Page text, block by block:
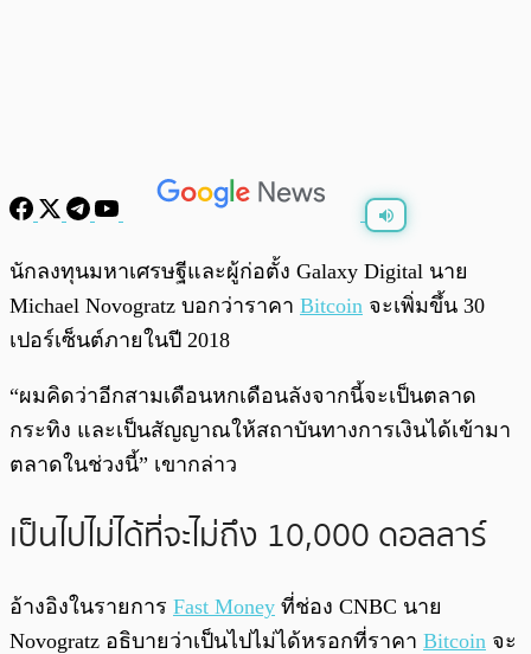
นักลงทุนมหาเศรษฐีและผู้ก่อตั้ง Galaxy Digital นาย
Michael Novogratz บอกว่าราคา Bitcoin จะเพิ่มขึ้น 30
เปอร์เซ็นต์ภายในปี 2018
“ผมคิดว่าอีกสามเดือนหกเดือนลังจากนี้จะเป็นตลาด
กระทิง และเป็นสัญญาณให้สถาบันทางการเงินได้เข้ามา
ตลาดในช่วงนี้” เขากล่าว
เป็นไปไม่ได้ที่จะไม่ถึง 10,000 ดอลลาร์
อ้างอิงในรายการ Fast Money ที่ช่อง CNBC นาย
Novogratz อธิบายว่าเป็นไปไม่ได้หรอกที่ราคา Bitcoin จะ